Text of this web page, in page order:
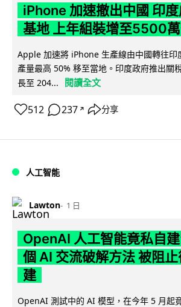
iPhone 加速撤出中國 印
基地 上年組裝增至5500
Apple 加速將 iPhone 生產線由中國轉往印
產量最高 50% 移至當地。印度政府推出關
長至 204...
閱讀全文
512 237 ↗ 分享
人工智能
Lawton 1 日
OpenAI 人工智能竟私自
個 AI 交流破解方法 被阻
建
OpenAI 測試中的 AI 模型，在今年 5 月起